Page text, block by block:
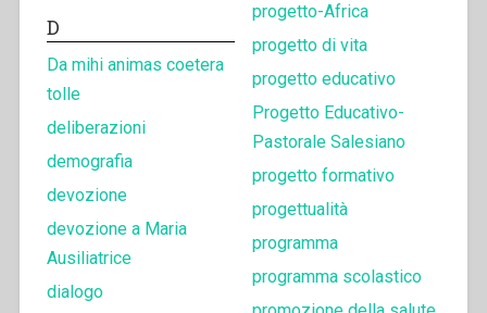
D
Da mihi animas coetera
tolle
deliberazioni
demografia
devozione
devozione a Maria
Ausiliatrice
dialogo
progetto-Africa
progetto di vita
progetto educativo
Progetto Educativo-
Pastorale Salesiano
progetto formativo
progettualità
programma
programma scolastico